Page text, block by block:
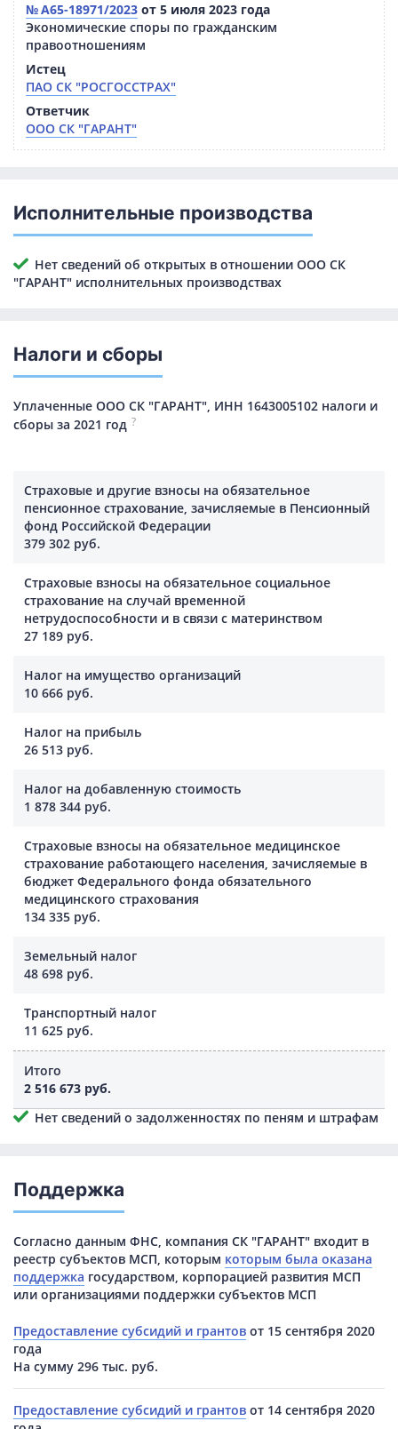
№ А65-18971/2023 от 5 июля 2023 года
Экономические споры по гражданским
правоотношениям
Истец
ПАО СК "РОСГОССТРАХ"
Ответчик
ООО СК "ГАРАНТ"
Исполнительные производства
Нет сведений об открытых в отношении ООО СК
"ГАРАНТ" исполнительных производствах
Налоги и сборы
Уплаченные ООО СК "ГАРАНТ", ИНН 1643005102 налоги и
сборы за 2021 год ?
Страховые и другие взносы на обязательное
пенсионное страхование, зачисляемые в Пенсионный
фонд Российской Федерации
379 302 руб.
Страховые взносы на обязательное социальное
страхование на случай временной
нетрудоспособности и в связи с материнством
27 189 руб.
Налог на имущество организаций
10 666 руб.
Налог на прибыль
26 513 руб.
Налог на добавленную стоимость
1 878 344 руб.
Страховые взносы на обязательное медицинское
страхование работающего населения, зачисляемые в
бюджет Федерального фонда обязательного
медицинского страхования
134 335 руб.
Земельный налог
48 698 руб.
Транспортный налог
11 625 руб.
Итого
2 516 673 руб.
Нет сведений о задолженностях по пеням и штрафам
Поддержка
Согласно данным ФНС, компания СК "ГАРАНТ" входит в
реестр субъектов МСП, которым которым была оказана
поддержка государством, корпорацией развития МСП
или организациями поддержки субъектов МСП
Предоставление субсидий и грантов от 15 сентября 2020
года
На сумму 296 тыс. руб.
Предоставление субсидий и грантов от 14 сентября 2020